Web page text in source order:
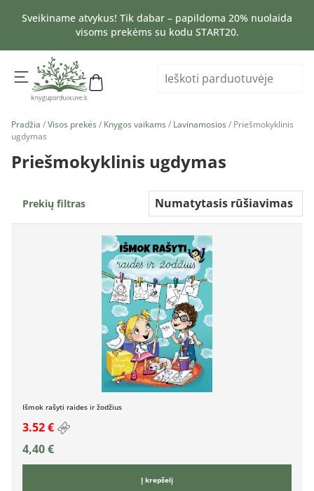
Sveikiname atvykus! Tik dabar – papildoma 20% nuolaida
visoms prekėms su kodu START20.
Pradžia /Visos prekės / Knygos vaikams / Lavinamosios / Priešmokyklinis
ugdymas
Priešmokyklinis ugdymas
Prekių filtras
Išmok rašyti raides ir žodžius
3.52 €
4,40€
Į krepšelį